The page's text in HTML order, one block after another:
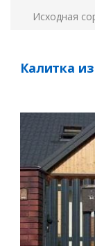
Калитка